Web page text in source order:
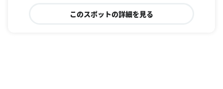
このスポットの詳細を見る